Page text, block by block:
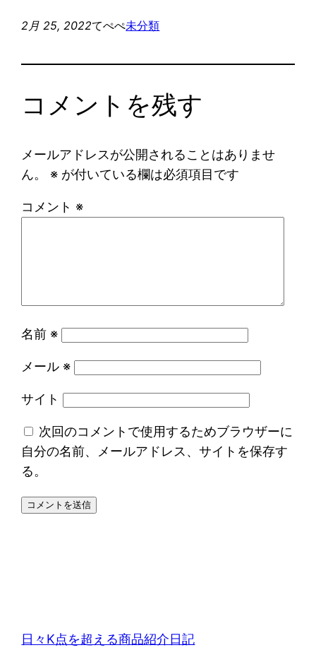
2月 25, 2022てぺぺ未分類
コメントを残す
メールアドレスが公開されることはありませ
ん。
※ が付いている欄は必須項目です
コメント ※
名前 ※
メール ※
サイト
次回のコメントで使用するためブラウザーに
自分の名前、メールアドレス、サイトを保存す
る。
日々K点を超える商品紹介日記